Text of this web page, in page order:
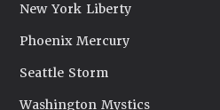
New York Liberty
Phoenix Mercury
Seattle Storm
Washington Mystics